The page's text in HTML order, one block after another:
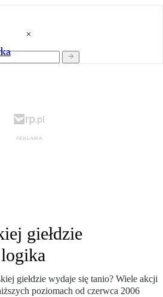
giełdzie
logika
giełdzie wydaje się tanio? Wiele akcji
poziomach od czerwca 2006